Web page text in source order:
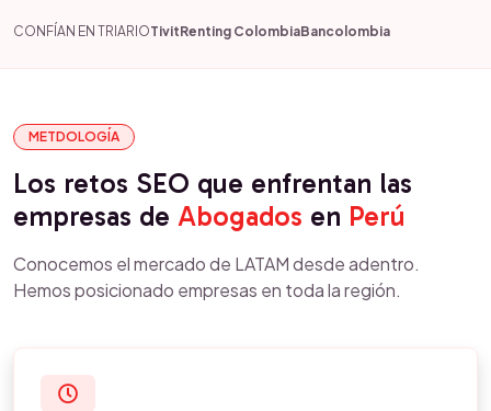
CONFÍAN EN TRIARIOTivitRenting ColombiaBancolombia
METDOLOGÍA
Los retos SEO que enfrentan las
empresas de Abogados en Perú
Conocemos el mercado de LATAM desde adentro.
Hemos posicionado empresas en toda la región.